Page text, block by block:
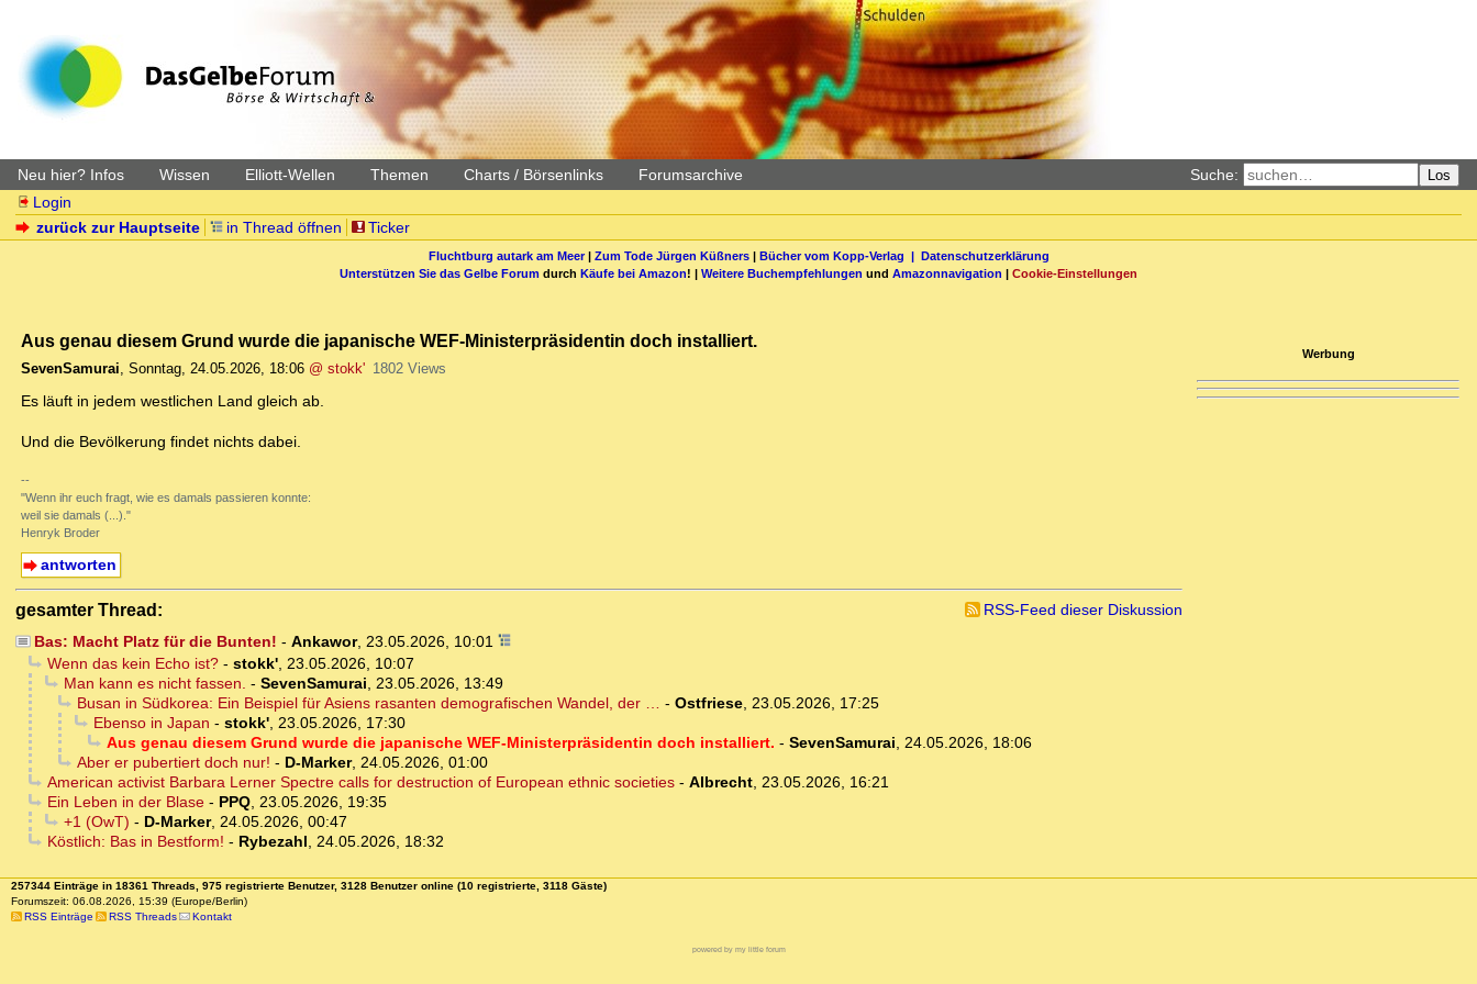
Neu hier? Infos Wissen Elliott-Wellen Themen Charts / Börsenlinks Forumsarchive Suche: Los
Login
zurück zur Hauptseite
in Thread öffnen Ticker
Fluchtburg autark am Meer| Zum Tode Jürgen Küßners| Bücher vom Kopp-Verlag | Datenschutzerklärung
Unterstützen Sie das Gelbe Forum durch Käufe bei Amazon! | Weitere Buchempfehlungen und Amazonnavigation | Cookie-Einstellungen
Aus genau diesem Grund wurde die japanische WEF-Ministerpräsidentin doch installiert.
SevenSamurai, Sonntag, 24.05.2026, 18:06 @ stokk' 1802 Views
Es läuft in jedem westlichen Land gleich ab.
Und die Bevölkerung findet nichts dabei.
--
"Wenn ihr euch fragt, wie es damals passieren konnte:
weil sie damals (...)."
Henryk Broder
antworten
gesamter Thread:
RSS-Feed dieser Diskussion
Bas: Macht Platz für die Bunten! - Ankawor, 23.05.2026, 10:01
Wenn das kein Echo ist?- stokk', 23.05.2026, 10:07
Man kann es nicht fassen. - SevenSamurai, 23.05.2026, 13:49
Busan in Südkorea: Ein Beispiel für Asiens rasanten demografischen Wandel, der … - Ostfriese, 23.05.2026, 17:25
Ebenso in Japan - stokk', 23.05.2026, 17:30
Aus genau diesem Grund wurde die japanische WEF-Ministerpräsidentin doch installiert. - SevenSamurai, 24.05.2026, 18:06
Aber er pubertiert doch nur! - D-Marker, 24.05.2026, 01:00
American activist Barbara Lerner Spectre calls for destruction of European ethnic societies- Albrecht, 23.05.2026, 16:21
Ein Leben in der Blase- PPQ, 23.05.2026, 19:35
+1 (OwT) - D-Marker, 24.05.2026, 00:47
Köstlich: Bas in Bestform! - Rybezahl, 24.05.2026, 18:32
Werbung
257344 Einträge in 18361 Threads, 975 registrierte Benutzer, 3128 Benutzer online (10 registrierte, 3118 Gäste)
Forumszeit: 06.08.2026, 15:39 (Europe/Berlin)
RSS Einträge
RSS Threads Kontakt
powered by my little forum